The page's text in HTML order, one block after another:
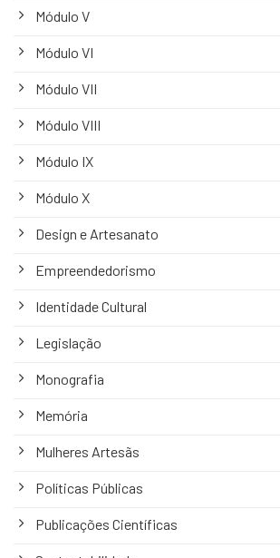
Módulo V
Módulo VI
Módulo VII
Módulo VIII
Módulo IX
Módulo X
Design e Artesanato
Empreendedorismo
Identidade Cultural
Legislação
Monografia
Memória
Mulheres Artesãs
Políticas Públicas
Publicações Científicas